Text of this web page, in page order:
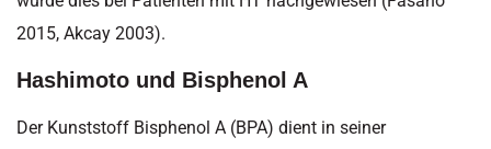
2015, Akcay 2003).
Hashimoto und Bisphenol A
Der Kunststoff Bisphenol A (BPA) dient in seiner